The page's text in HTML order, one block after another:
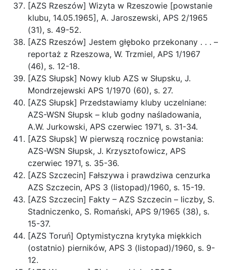
[AZS Rzeszów] Wizyta w Rzeszowie [powstanie
klubu, 14.05.1965], A. Jaroszewski, APS 2/1965
(31), s. 49-52.
[AZS Rzeszów] Jestem głęboko przekonany . . . –
reportaż z Rzeszowa, W. Trzmiel, APS 1/1967
(46), s. 12-18.
[AZS Słupsk] Nowy klub AZS w Słupsku, J.
Mondrzejewski APS 1/1970 (60), s. 27.
[AZS Słupsk] Przedstawiamy kluby uczelniane:
AZS-WSN Słupsk – klub godny naśladowania,
A.W. Jurkowski, APS czerwiec 1971, s. 31-34.
[AZS Słupsk] W pierwszą rocznicę powstania:
AZS-WSN Słupsk, J. Krzysztofowicz, APS
czerwiec 1971, s. 35-36.
[AZS Szczecin] Fałszywa i prawdziwa cenzurka
AZS Szczecin, APS 3 (listopad)/1960, s. 15-19.
[AZS Szczecin] Fakty – AZS Szczecin – liczby, S.
Stadniczenko, S. Romański, APS 9/1965 (38), s.
15-37.
[AZS Toruń] Optymistyczna krytyka miękkich
(ostatnio) pierników, APS 3 (listopad)/1960, s. 9-
12.